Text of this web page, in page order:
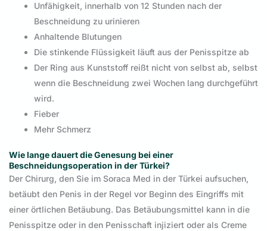
Unfähigkeit, innerhalb von 12 Stunden nach der
Beschneidung zu urinieren
Anhaltende Blutungen
Die stinkende Flüssigkeit läuft aus der Penisspitze ab
Der Ring aus Kunststoff reißt nicht von selbst ab, selbst
wenn die Beschneidung zwei Wochen lang durchgeführt
wird.
Fieber
Mehr Schmerz
Wie lange dauert die Genesung bei einer
Beschneidungsoperation in der Türkei?
Der Chirurg, den Sie im Soraca Med in der Türkei aufsuchen,
betäubt den Penis in der Regel vor Beginn des Eingriffs mit
einer örtlichen Betäubung. Das Betäubungsmittel kann in die
Penisspitze oder in den Penisschaft injiziert oder als Creme